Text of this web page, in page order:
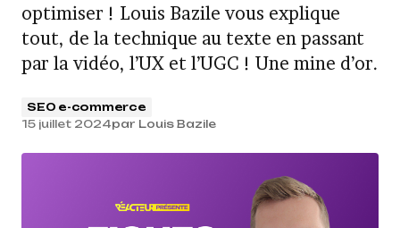
optimiser ! Louis Bazile vous explique
tout, de la technique au texte en passant
par la vidéo, l’UX et l’UGC ! Une mine d’or.
SEO e-commerce
15 juillet 2024par Louis Bazile